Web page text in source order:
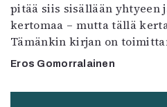
pitää siis sisällään yhtyeen
kertomaa – mutta tällä
Tämänkin kirjan on
Eros Gomorralainen